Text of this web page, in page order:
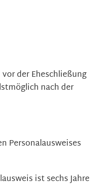
der Eheschließung
nach der
Personalausweises
ist sechs Jahre